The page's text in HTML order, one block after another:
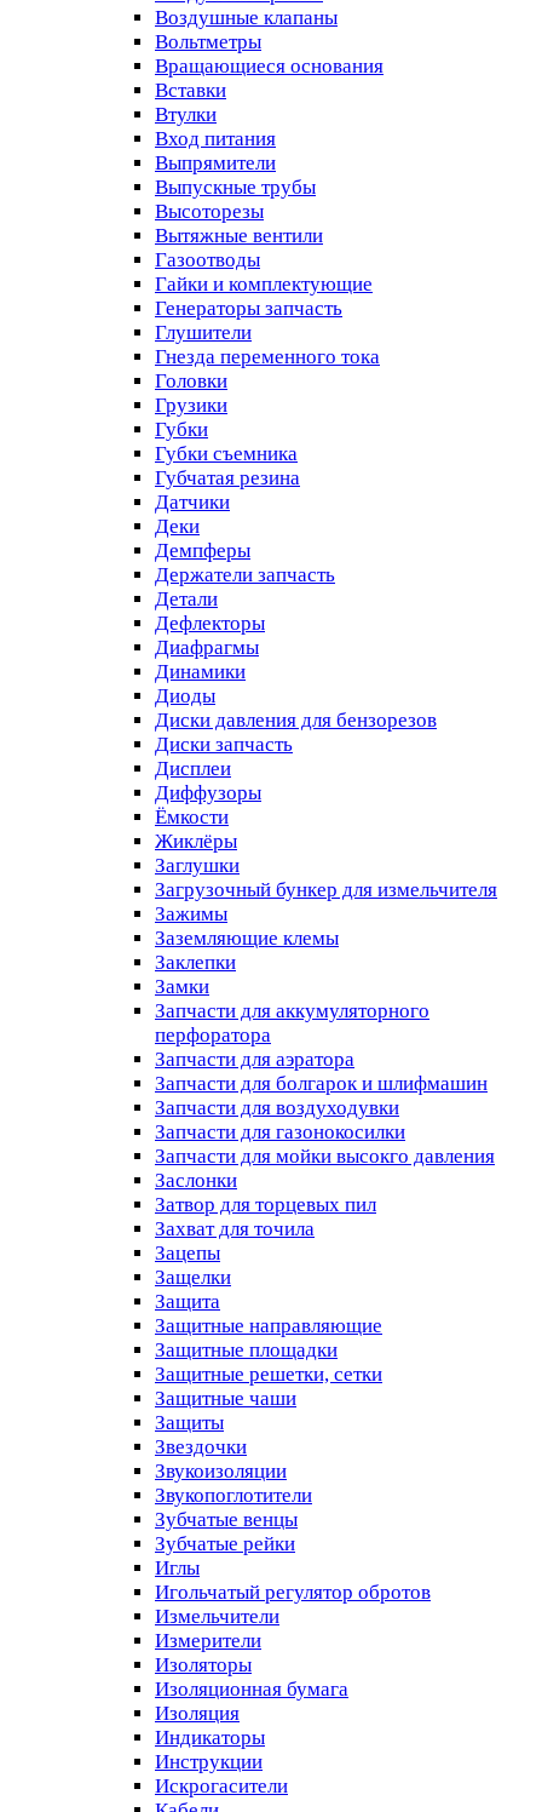
Воздушные клапаны
Вольтметры
Вращающиеся основания
Вставки
Втулки
Вход питания
Выпрямители
Выпускные трубы
Высоторезы
Вытяжные вентили
Газоотводы
Гайки и комплектующие
Генераторы запчасть
Глушители
Гнезда переменного тока
Головки
Грузики
Губки
Губки съемника
Губчатая резина
Датчики
Деки
Демпферы
Держатели запчасть
Детали
Дефлекторы
Диафрагмы
Динамики
Диоды
Диски давления для бензорезов
Диски запчасть
Дисплеи
Диффузоры
Ёмкости
Жиклёры
Заглушки
Загрузочный бункер для измельчителя
Зажимы
Заземляющие клемы
Заклепки
Замки
Запчасти для аккумуляторного
перфоратора
Запчасти для аэратора
Запчасти для болгарок и шлифмашин
Запчасти для воздуходувки
Запчасти для газонокосилки
Запчасти для мойки высокго давления
Заслонки
Затвор для торцевых пил
Захват для точила
Зацепы
Защелки
Защита
Защитные направляющие
Защитные площадки
Защитные решетки, сетки
Защитные чаши
Защиты
Звездочки
Звукоизоляции
Звукопоглотители
Зубчатые венцы
Зубчатые рейки
Иглы
Игольчатый регулятор обротов
Измельчители
Измерители
Изоляторы
Изоляционная бумага
Изоляция
Индикаторы
Инструкции
Искрогасители